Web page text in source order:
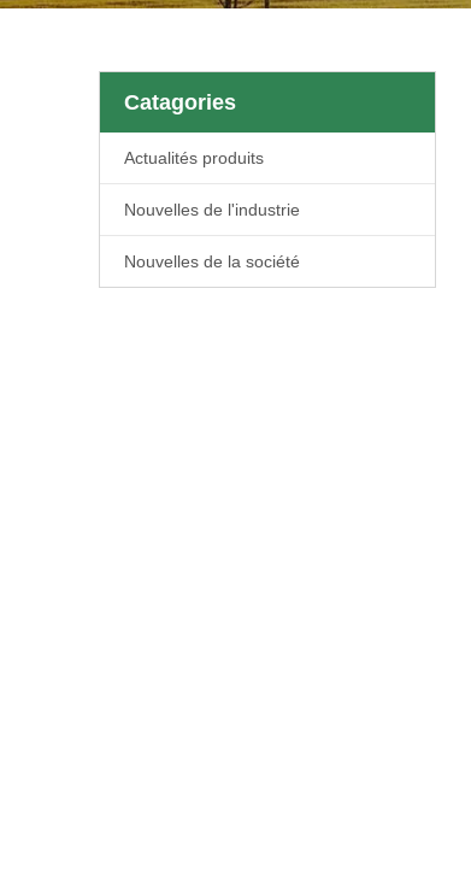
Catagories
Actualités produits
Nouvelles de l'industrie
Nouvelles de la société